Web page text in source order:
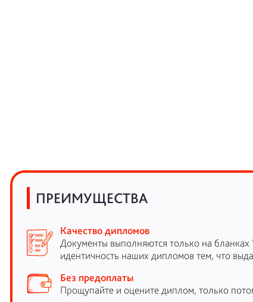
ПРЕИМУЩЕСТВА
Качество дипломов
Документы выполняются только на
идентичность наших дипломов тем, что
Без предоплаты
Прощупайте и оцените диплом, только